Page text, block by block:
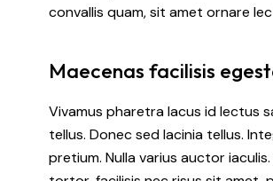
convallis quam, sit amet ornare
Maecenas facilisis
Vivamus pharetra lacus id lectus
tellus. Donec sed lacinia tellus.
pretium. Nulla varius auctor